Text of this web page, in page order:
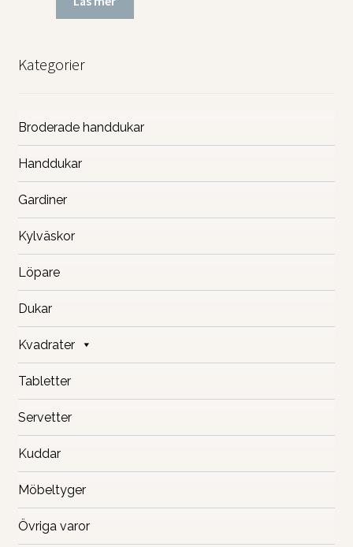
Kategorier
Broderade handdukar
Handdukar
Gardiner
Kylväskor
Löpare
Dukar
Kvadrater
Tabletter
Servetter
Kuddar
Möbeltyger
Övriga varor